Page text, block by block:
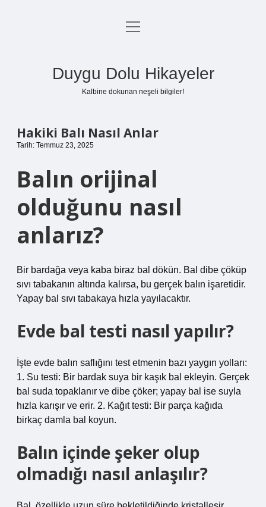
Anasayfa
menüyü
Duygu Dolu Hikayeler
Kalbine dokunan neşeli bilgiler!
Hakiki Balı Nasıl Anlar
Tarih: Temmuz 23, 2025
Balın orijinal
olduğunu nasıl
anlarız?
Bir bardağa veya kaba biraz bal dökün. Bal dibe çöküp
sıvı tabakanın altında kalırsa, bu gerçek balın işaretidir.
Yapay bal sıvı tabakaya hızla yayılacaktır.
Evde bal testi nasıl yapılır?
İşte evde balın saflığını test etmenin bazı yaygın yolları:
1. Su testi: Bir bardak suya bir kaşık bal ekleyin. Gerçek
bal suda topaklanır ve dibe çöker; yapay bal ise suyla
hızla karışır ve erir. 2. Kağıt testi: Bir parça kağıda
birkaç damla bal koyun.
Balın içinde şeker olup
olmadığı nasıl anlaşılır?